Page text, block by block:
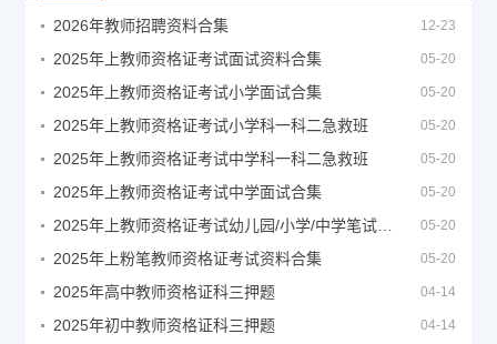
2026年教师招聘资料合集 12-23
2025年上教师资格证考试面试资料合集 05-20
2025年上教师资格证考试小学面试合集 05-20
2025年上教师资格证考试小学科一科二急救班 05-20
2025年上教师资格证考试中学科一科二急救班 05-20
2025年上教师资格证考试中学面试合集 05-20
05-20
2025年上粉笔教师资格证考试资料合集 05-20
2025年高中教师资格证科三押题 04-14
2025年初中教师资格证科三押题 04-14